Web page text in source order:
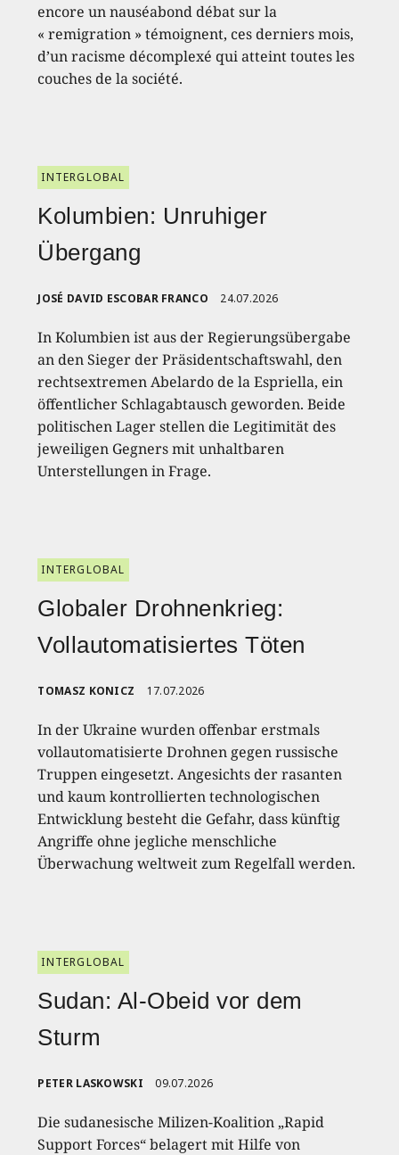
encore un nauséabond débat sur la
« remigration » témoignent, ces derniers mois,
d’un racisme décomplexé qui atteint toutes les
couches de la société.
INTERGLOBAL
Kolumbien: Unruhiger
Übergang
JOSÉ DAVID ESCOBAR FRANCO 24.07.2026
In Kolumbien ist aus der Regierungsübergabe
an den Sieger der Präsidentschaftswahl, den
rechtsextremen Abelardo de la Espriella, ein
öffentlicher Schlagabtausch geworden. Beide
politischen Lager stellen die Legitimität des
jeweiligen Gegners mit unhaltbaren
Unterstellungen in Frage.
INTERGLOBAL
Globaler Drohnenkrieg:
Vollautomatisiertes Töten
TOMASZ KONICZ 17.07.2026
In der Ukraine wurden offenbar erstmals
vollautomatisierte Drohnen gegen russische
Truppen eingesetzt. Angesichts der rasanten
und kaum kontrollierten technologischen
Entwicklung besteht die Gefahr, dass künftig
Angriffe ohne jegliche menschliche
Überwachung weltweit zum Regelfall werden.
INTERGLOBAL
Sudan: Al-Obeid vor dem
Sturm
PETER LASKOWSKI 09.07.2026
Die sudanesische Milizen-Koalition „Rapid
Support Forces“ belagert mit Hilfe von